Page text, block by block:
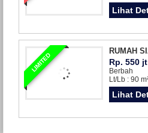
Lihat
LIMITED
RUMAH
Rp. 550 jt
Berbah
Lt/Lb : 90
Lihat